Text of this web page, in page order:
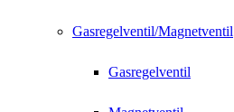
Gasregelventil/Magnetventil
Gasregelventil